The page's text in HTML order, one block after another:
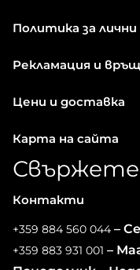
Политика за лични
Рекламация и
Цени и доставка
Карта на сайта
Свържете
Контакти
+359 884 560 044 –
+359 883 931 001 –